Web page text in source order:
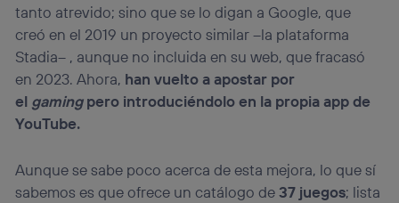
tanto atrevido; sino que se lo digan a Google, que
creó en el 2019 un proyecto similar –la plataforma
Stadia– , aunque no incluida en su web, que fracasó
en 2023. Ahora, han vuelto a apostar por
el gamingpero introduciéndolo en la propia app de
YouTube.
Aunque se sabe poco acerca de esta mejora, lo que sí
sabemos es que ofrece un catálogo de37 juegos; lista